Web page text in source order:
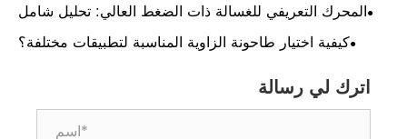
المحرك التعريفي للغسالة ذات الضغط العالي: تحليل شامل
كيفية اختيار طاحونة الزاوية المناسبة لتطبيقات مختلفة؟
اترك لي رسالة